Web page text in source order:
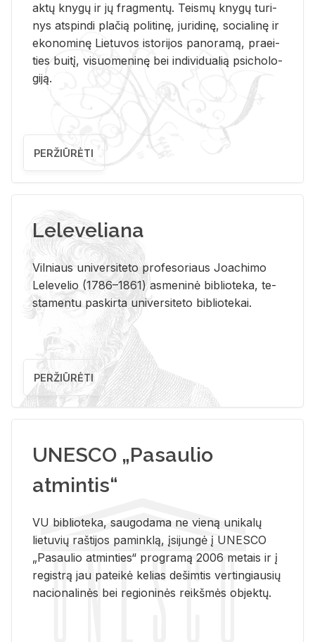
aktų kny­gų ir jų frag­men­tų. Teis­mų kny­gų tu­ri­
nys at­spin­di pla­čią po­li­ti­nę, ju­ri­di­nę, so­cia­li­nę ir
eko­no­mi­nę Lie­tu­vos is­to­ri­jos pa­no­ra­mą, pra­ei­
ties bui­tį, vi­suo­me­ni­nę bei in­di­vi­dua­lią psi­cho­lo­
gi­ją.
PERŽIŪRĖTI
Leleveliana
Vil­niaus uni­ver­si­te­to pro­fe­so­riaus Jo­a­chi­mo
Le­le­ve­lio (1786–1861) as­me­ni­nė bi­b­lio­te­ka, te­
sta­men­tu pa­skir­ta uni­ver­si­te­to bi­b­lio­te­kai.
PERŽIŪRĖTI
UNESCO „Pasaulio
atmintis“
VU biblioteka, saugodama ne vieną unikalų
lietuvių raštijos paminklą, įsijungė į UNESCO
„Pasaulio atminties“ programą 2006 metais ir į
registrą jau pateikė kelias dešimtis vertingiausių
nacionalinės bei regioninės reikšmės objektų.